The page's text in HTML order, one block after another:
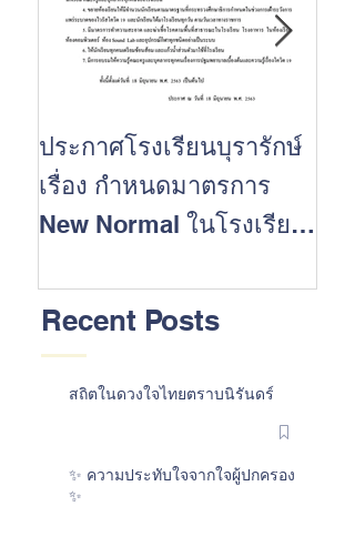
ประกาศโรงเรียนบุรารักษ์
เรื่อง กำหนดมาตรการ
New Normal ในโรงเรียน
2563
Recent Posts
สถิตในดวงใจไทยตราบนิรันดร์
✨ ความประทับใจจากใจผู้ปกครอง
✨